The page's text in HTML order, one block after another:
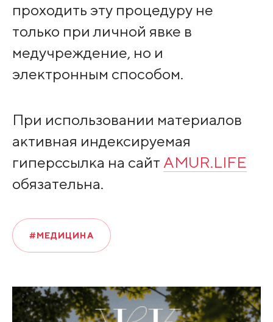
проходить эту процедуру не
только при личной явке в
медучреждение, но и
электронным способом.
При использовании материалов
активная индексируемая
гиперссылка на сайт AMUR.LIFE
обязательна.
#МЕДИЦИНА